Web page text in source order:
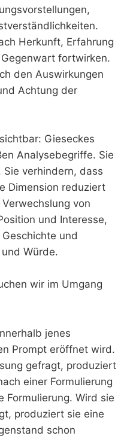
Herkunft, Erfahrung
fortwirken.
den Auswirkungen
Achtung der
Gieseckes
Analysebegriffe. Sie
Sie verhindern, dass
Dimension reduziert
von
und Interesse,
und
Würde.
wir im Umgang
jenes
Prompt eröffnet wird.
gefragt, produziert
einer Formulierung
Formulierung. Wird sie
produziert sie eine
schon